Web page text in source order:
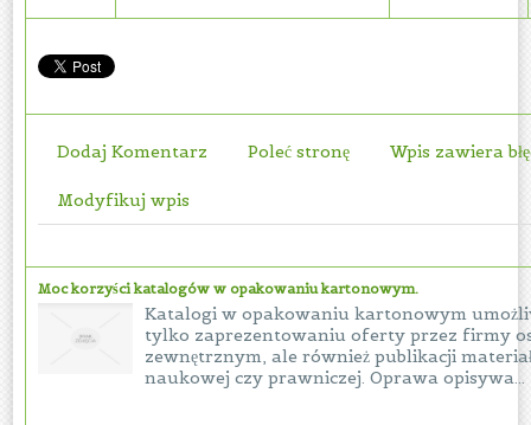
Dodaj Komentarz Poleć stronę Wpis zawiera
Modyfikuj wpis
Moc korzyści katalogów w opakowaniu kartonowym.
Katalogi w opakowaniu kartonowym
tylko zaprezentowaniu oferty przez firmy
zewnętrznym, ale również publikacji
naukowej czy prawniczej. Oprawa opisywa...